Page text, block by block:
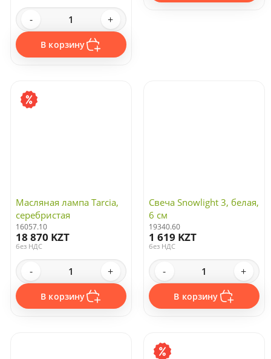
- +
В корзину
Масляная лампа Tarcia,
серебристая
16057.10
18 870 KZT
без НДС
- +
В корзину
Свеча Snowlight 3, белая,
6 см
19340.60
1 619 KZT
без НДС
- +
В корзину